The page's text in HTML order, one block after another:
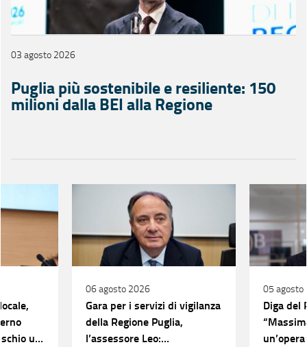
03 agosto 2026
Puglia più sostenibile e resiliente: 150
milioni dalla BEI alla Regione
un
06 agosto 2026
Gara per i servizi di vigilanza
della Regione Puglia,
l’assessore Leo:
05 agosto
Diga del